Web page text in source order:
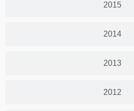
2015
2014
2013
2012